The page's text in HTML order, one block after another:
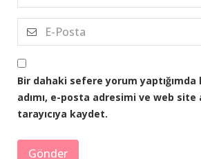
Bir dahaki sefere yorum yaptığımda
adımı, e-posta adresimi ve web
tarayıcıya kaydet.